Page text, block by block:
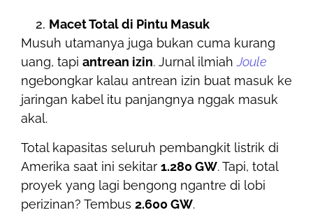
Macet Total di Pintu Masuk
Musuh utamanya juga bukan cuma kurang
uang, tapi antrean izin. Jurnal ilmiahJoule
ngebongkar kalau antrean izin buat masuk ke
jaringan kabel itu panjangnya nggak masuk
akal.
Total kapasitas seluruh pembangkit listrik di
Amerika saat ini sekitar 1.280 GW. Tapi, total
proyek yang lagi bengong ngantre di lobi
perizinan? Tembus 2.600 GW.